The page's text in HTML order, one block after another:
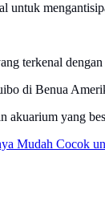
untuk
terkenal
di Benua
yang
Mudah Cocok